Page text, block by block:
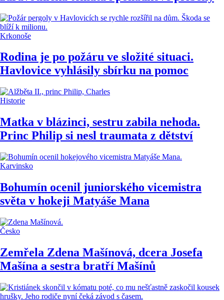
Krkonoše
Rodina je po požáru ve složité situaci.
Havlovice vyhlásily sbírku na pomoc
Historie
Matka v blázinci, sestru zabila nehoda.
Princ Philip si nesl traumata z dětství
Karvinsko
Bohumín ocenil juniorského vicemistra
světa v hokeji Matyáše Mana
Česko
Zemřela Zdena Mašínová, dcera Josefa
Mašína a sestra bratří Mašínů